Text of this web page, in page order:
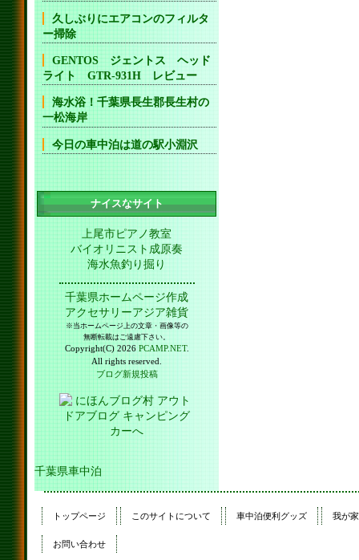
久しぶりにエアコンのフィルタ
ー掃除
GENTOS ジェントス ヘッド
ライト GTR-931H レビュー
海水浴！千葉県長生郡長生村の
一松海岸
今日の車中泊は道の駅小淵沢
ナイスなサイト
上尾市ピアノ教室
バイオリニスト成原奏
海水魚釣り掘り
千葉県ホームページ作成
アクセサリーアジア雑貨
※当ホームページ上の文章・画像等の
無断転載はご遠慮下さい。
Copyright(C) 2026 PCAMP.NET.
All rights reserved.
ブログ新規投稿
千葉県車中泊
トップページ このサイトについて 車中泊便利グッズ 我が
お問い合わせ